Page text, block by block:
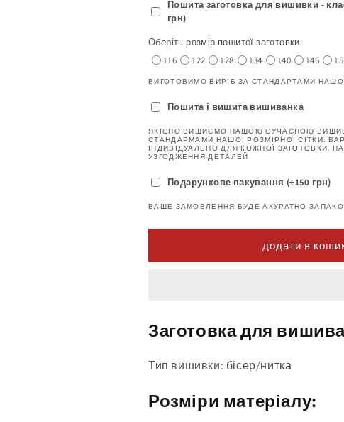
Пошита заготовка для вишивки -
грн)
Оберіть розмір пошитої заготовки:
116
122 128 134 140 146
ВИГОТОВИМО ВИРІБ ЗА СТАНДАРТАМИ
Пошита і вишита вишиванка
ЯКІСНО ВИШИЄМО НАШОЮ СУЧАСНОЮ
СТАНДАРМАМИ НАШОЇ РОЗМІРНОЇ СІТКИ.
ІНДИВІДУАЛЬНО ДЛЯ КОЖНОЇ ЗАГОТОВКИ.
УЗГОДЖЕННЯ ДЕТАЛЕЙ
Подарункове пакування (+150 грн)
ВАШЕ ЗАМОВЛЕННЯ БУДЕ АКУРАТНО
додати в
Заготовка для
Тип вишивки: бісер/нитка
Розміри матеріалу: